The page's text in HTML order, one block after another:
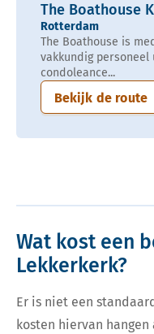
The Boathouse
Rotterdam
The Boathouse is
vakkundig
condoleance...
Bekijk de route
Wat kost een
Lekkerkerk?
Er is niet een
kosten hiervan